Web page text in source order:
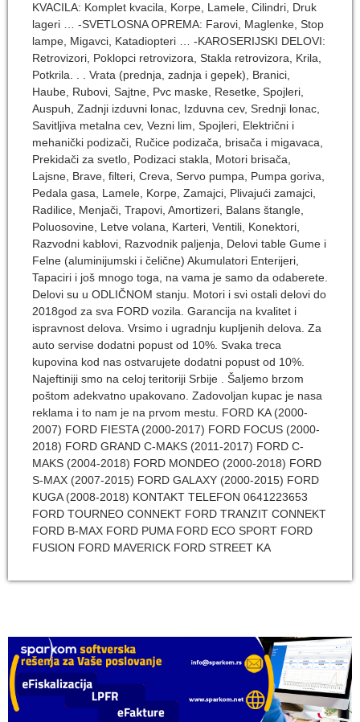
KVACILA: Komplet kvacila, Korpe, Lamele, Cilindri, Druk
lageri … -SVETLOSNA OPREMA: Farovi, Maglenke, Stop
lampe, Migavci, Katadiopteri … -KAROSERIJSKI DELOVI:
Retrovizori, Poklopci retrovizora, Stakla retrovizora, Krila,
Potkrila. . . Vrata (prednja, zadnja i gepek), Branici,
Haube, Rubovi, Sajtne, Pvc maske, Resetke, Spojleri,
Auspuh, Zadnji izduvni lonac, Izduvna cev, Srednji lonac,
Savitljiva metalna cev, Vezni lim, Spojleri, Električni i
mehanički podizači, Ručice podizača, brisača i migavaca,
Prekidači za svetlo, Podizaci stakla, Motori brisača,
Lajsne, Brave, filteri, Creva, Servo pumpa, Pumpa goriva,
Pedala gasa, Lamele, Korpe, Zamajci, Plivajući zamajci,
Radilice, Menjači, Trapovi, Amortizeri, Balans štangle,
Poluosovine, Letve volana, Karteri, Ventili, Konektori,
Razvodni kablovi, Razvodnik paljenja, Delovi table Gume i
Felne (aluminijumski i čelične) Akumulatori Enterijeri,
Tapaciri i još mnogo toga, na vama je samo da odaberete.
Delovi su u ODLIČNOM stanju. Motori i svi ostali delovi do
2018god za sva FORD vozila. Garancija na kvalitet i
ispravnost delova. Vrsimo i ugradnju kupljenih delova. Za
auto servise dodatni popust od 10%. Svaka treca
kupovina kod nas ostvarujete dodatni popust od 10%.
Najeftiniji smo na celoj teritoriji Srbije . Šaljemo brzom
poštom adekvatno upakovano. Zadovoljan kupac je nasa
reklama i to nam je na prvom mestu. FORD KA (2000-
2007) FORD FIESTA (2000-2017) FORD FOCUS (2000-
2018) FORD GRAND C-MAKS (2011-2017) FORD C-
MAKS (2004-2018) FORD MONDEO (2000-2018) FORD
S-MAX (2007-2015) FORD GALAXY (2000-2015) FORD
KUGA (2008-2018) KONTAKT TELEFON 0641223653
FORD TOURNEO CONNEKT FORD TRANZIT CONNEKT
FORD B-MAX FORD PUMA FORD ECO SPORT FORD
FUSION FORD MAVERICK FORD STREET KA